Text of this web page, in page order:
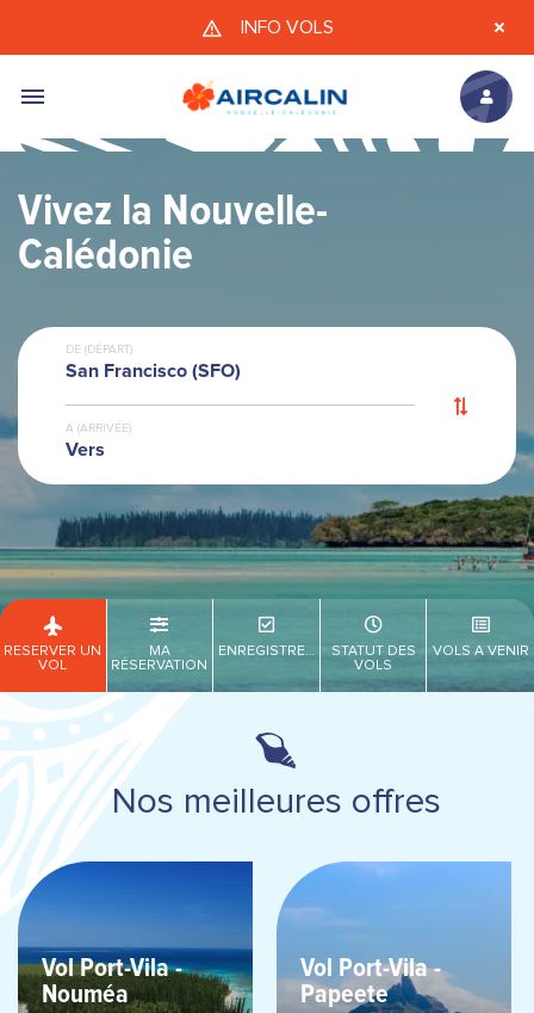
Aller au contenu principal
INFO VOLS
Vivez la Nouvelle-
Calédonie
RÉSERVER UN
VOL
MA
RÉSERVATION
ENREGISTREMENTSTATUT DES
VOLS
VOLS À VENIR
DE (DÉPART)
San Francisco (SFO)
A (ARRIVÉE)
Vers
Nos meilleures offres
Vol Port-Vila -
Nouméa
Vol Port-Vila -
Papeete